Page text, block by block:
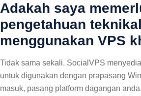
Adakah saya
pengetahuan
menggunakan VPS
Tidak sama sekali. SocialVPS
untuk digunakan dengan prapasang
masuk, pasang platform dagangan